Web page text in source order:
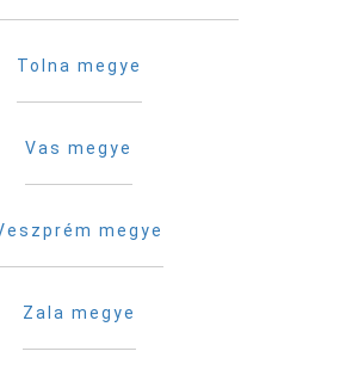
Tolna megye
Vas megye
megye
Zala megye